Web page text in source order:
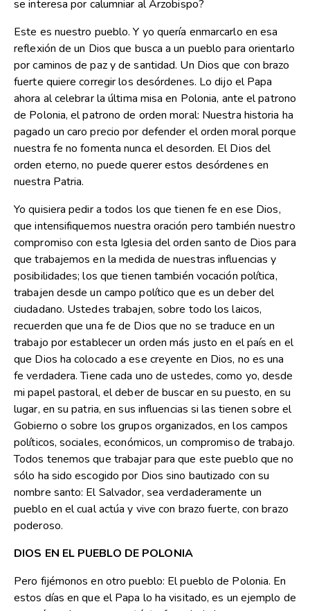
se interesa por calumniar al Arzobispo?
Este es nuestro pueblo. Y yo quería enmarcarlo en esa
reflexión de un Dios que busca a un pueblo para orientarlo
por caminos de paz y de santidad. Un Dios que con brazo
fuerte quiere corregir los desórdenes. Lo dijo el Papa
ahora al celebrar la última misa en Polonia, ante el patrono
de Polonia, el patrono de orden moral: Nuestra historia ha
pagado un caro precio por defender el orden moral porque
nuestra fe no fomenta nunca el desorden. El Dios del
orden eterno, no puede querer estos desórdenes en
nuestra Patria.
Yo quisiera pedir a todos los que tienen fe en ese Dios,
que intensifiquemos nuestra oración pero también nuestro
compromiso con esta Iglesia del orden santo de Dios para
que trabajemos en la medida de nuestras influencias y
posibilidades; los que tienen también vocación política,
trabajen desde un campo político que es un deber del
ciudadano. Ustedes trabajen, sobre todo los laicos,
recuerden que una fe de Dios que no se traduce en un
trabajo por establecer un orden más justo en el país en el
que Dios ha colocado a ese creyente en Dios, no es una
fe verdadera. Tiene cada uno de ustedes, como yo, desde
mi papel pastoral, el deber de buscar en su puesto, en su
lugar, en su patria, en sus influencias si las tienen sobre el
Gobierno o sobre los grupos organizados, en los campos
políticos, sociales, económicos, un compromiso de trabajo.
Todos tenemos que trabajar para que este pueblo que no
sólo ha sido escogido por Dios sino bautizado con su
nombre santo: El Salvador, sea verdaderamente un
pueblo en el cual actúa y vive con brazo fuerte, con brazo
poderoso.
DIOS EN EL PUEBLO DE POLONIA
Pero fijémonos en otro pueblo: El pueblo de Polonia. En
estos días en que el Papa lo ha visitado, es un ejemplo de